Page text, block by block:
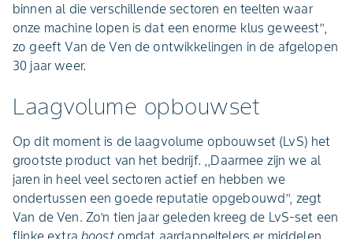
binnen al die verschillende sectoren en teelten waar
onze machine lopen is dat een enorme klus geweest’’,
zo geeft Van de Ven de ontwikkelingen in de afgelopen
30 jaar weer.
Laagvolume opbouwset
Op dit moment is de laagvolume opbouwset (LvS) het
grootste product van het bedrijf. ,,Daarmee zijn we al
jaren in heel veel sectoren actief en hebben we
ondertussen een goede reputatie opgebouwd’’, zegt
Van de Ven. Zo’n tien jaar geleden kreeg de LvS-set een